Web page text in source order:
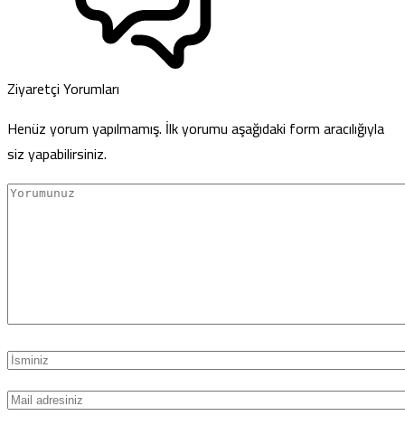
Ziyaretçi Yorumları
Henüz yorum yapılmamış. İlk yorumu aşağıdaki form aracılığıyla
siz yapabilirsiniz.